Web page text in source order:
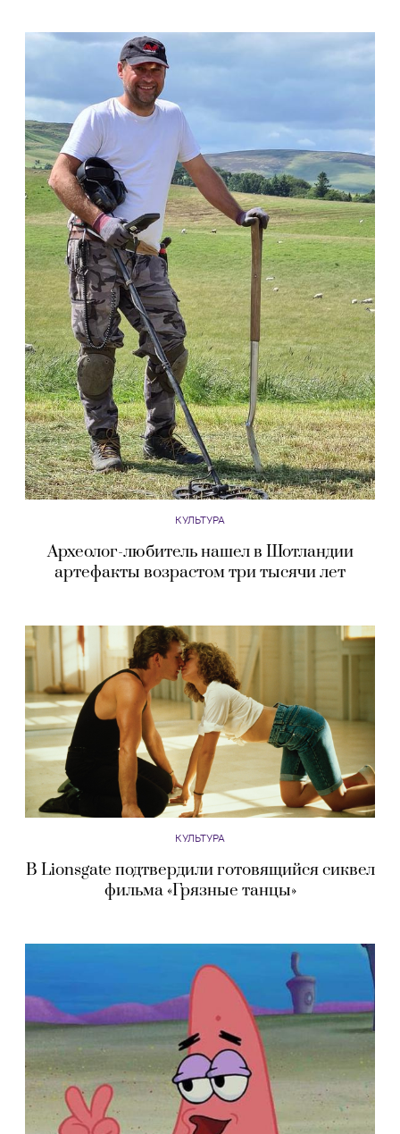
КУЛЬТУРА
Археолог-любитель нашел в Шотландии
артефакты возрастом три тысячи лет
КУЛЬТУРА
В Lionsgate подтвердили готовящийся сиквел
фильма «Грязные танцы»